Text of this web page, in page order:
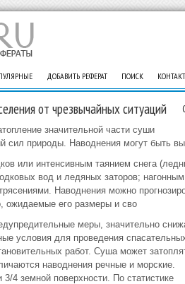
ДОБАВИТЬ РЕФЕРАТ ПОИСК
от чрезвычайных ситуаций
значительной части суши
сил природы. Наводнения могут быть
или интенсивным таянием снега
вод и ледяных заторов; нагонным
Наводнения можно
ожидаемые его размеры и сво
меры, значительно
условия для проведения
работ. Суша может
наводнения речные и морские.
4 земной поверхности. По статистике